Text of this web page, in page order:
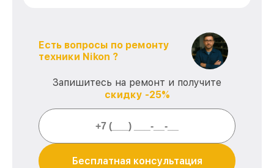
Есть вопросы по ремонту
техники Nikon ?
Запишитесь на ремонт и получите
скидку -25%
Бесплатная консультация